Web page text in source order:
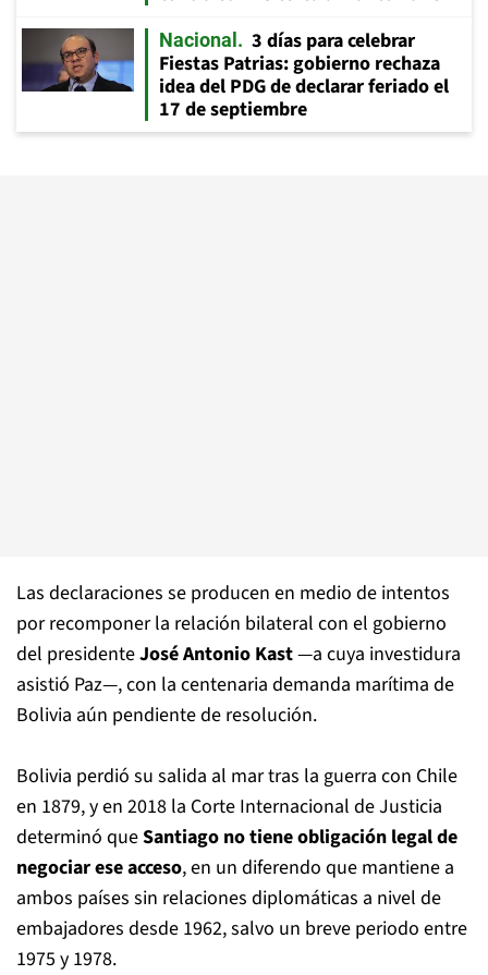
Nacional
3 días para celebrar
Fiestas Patrias: gobierno rechaza
idea del PDG de declarar feriado el
17 de septiembre
Las declaraciones se producen en medio de intentos
por recomponer la relación bilateral con el gobierno
del presidenteJosé Antonio Kast—a cuya investidura
asistió Paz—, con la centenaria demanda marítima de
Bolivia aún pendiente de resolución.
Bolivia perdió su salida al mar tras la guerra con Chile
en 1879, y en 2018 la Corte Internacional de Justicia
determinó queSantiago no tiene obligación legal de
negociar ese acceso, en un diferendo que mantiene a
ambos países sin relaciones diplomáticas a nivel de
embajadores desde 1962, salvo un breve periodo entre
1975 y 1978.